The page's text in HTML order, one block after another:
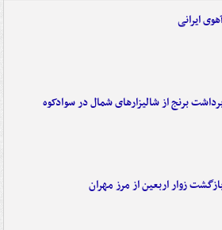
ایرانی
برنج از شالیزارهای شمال در سوادکوه
زوار اربعین از مرز مهران